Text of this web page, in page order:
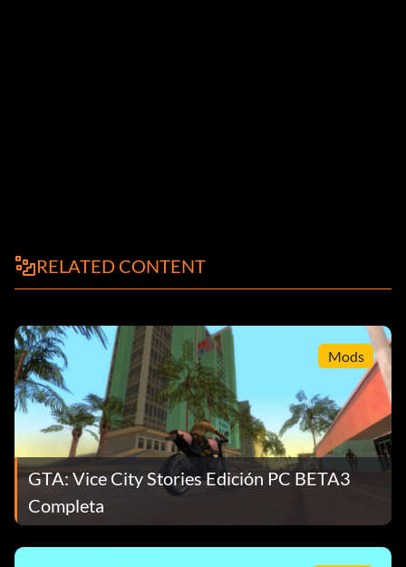
RELATED CONTENT
Mods
GTA: Vice City Stories Edición PC BETA3
Completa